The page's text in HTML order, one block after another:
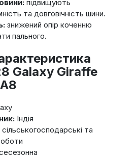
підвищують
та довговічність шини.
знижений опір коченню
пального.
Galaxy Giraffe
Індія
сільськогосподарські та